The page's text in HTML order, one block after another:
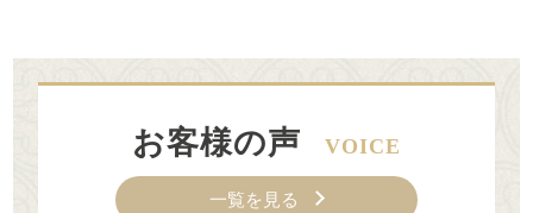
お客様の声 VOICE
一覧を見る